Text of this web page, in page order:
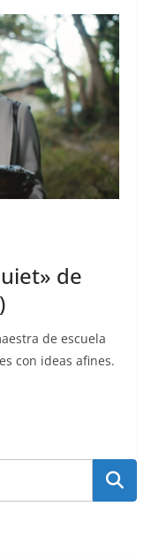
de
de escuela
con ideas afines.